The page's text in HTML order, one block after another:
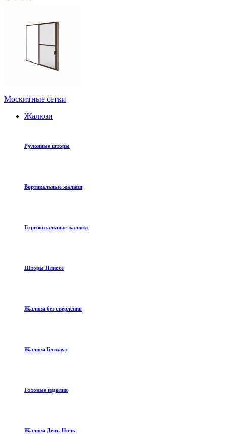
Москитные сетки
Жалюзи
Рулонные шторы
Вертикальные жалюзи
Горизонтальные жалюзи
Шторы Плиссе
Жалюзи без сверления
Жалюзи Блэкаут
Готовые изделия
Жалюзи День-Ночь